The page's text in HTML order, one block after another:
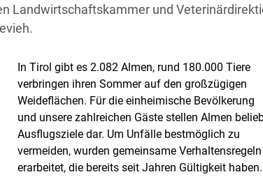
Landwirtschaftskammer und
In Tirol gibt es 2.082 Almen, rund 180.000 Tiere
verbringen ihren Sommer auf den großzügigen
Weideflächen. Für die einheimische Bevölkerung
und unsere zahlreichen Gäste stellen Almen
Ausflugsziele dar. Um Unfälle bestmöglich zu
vermeiden, wurden gemeinsame Verhaltensregeln
erarbeitet, die bereits seit Jahren Gültigkeit haben.